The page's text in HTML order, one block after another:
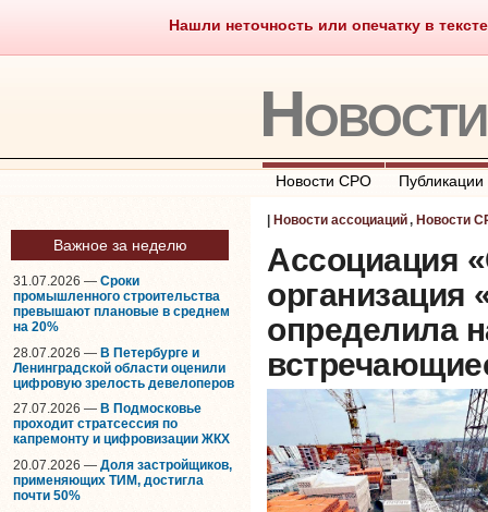
Нашли неточность или опечатку в
Саморегулирование Что
Новости СРО Публикации
Важное за неделю
31.07.2026 — Сроки
промышленного строительства
превышают плановые в среднем
на 20%
28.07.2026 — В Петербурге и
Ленинградской области оценили
цифровую зрелость девелоперов
27.07.2026 — В Подмосковье
проходит стратсессия по
капремонту и цифровизации ЖКХ
20.07.2026 — Доля застройщиков,
применяющих ТИМ, достигла
почти 50%
Новости ассоциаций, Новости
Ассоциация
организация
определила